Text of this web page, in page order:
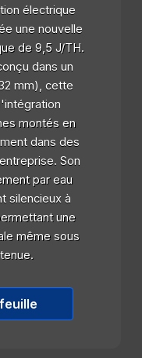
électrique
une nouvelle
de 9,5 J/TH.
dans un
mm), cette
montés en
dans des
Son
par eau
silencieux à
une
même sous